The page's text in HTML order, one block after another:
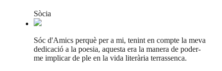
Sòcia
Sóc d'Amics perquè per a mi, tenint en compte la meva
dedicació a la poesia, aquesta era la manera de poder-
me implicar de ple en la vida literària terrassenca.